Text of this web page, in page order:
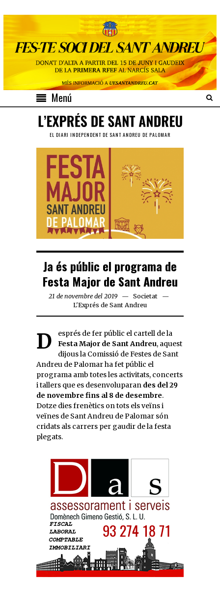
Menú
EL DIARI INDEPENDENT DE SANT ANDREU DE PALOMAR
Ja és públic el programa de
Festa Major de Sant Andreu
21 de novembre del 2019
Societat
L'Exprés de Sant Andreu
Després de fer públic el cartell de la
Festa Major de Sant Andreu, aquest
dijous la Comissió de Festes de Sant
Andreu de Palomar ha fet públic el
programa amb totes les activitats, concerts
i tallers que es desenvoluparan des del 29
de novembre fins al 8 de desembre.
Dotze dies frenètics on tots els veïns i
veïnes de Sant Andreu de Palomar són
cridats als carrers per gaudir de la festa
plegats.